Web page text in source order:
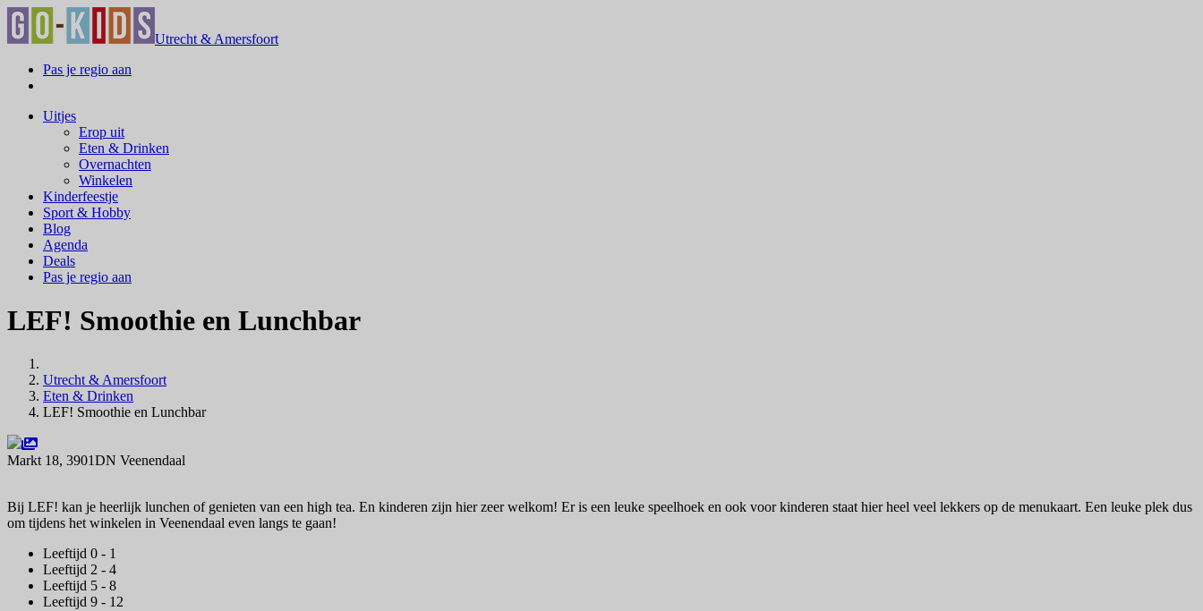
Utrecht & Amersfoort
Pas je regio aan
Uitjes
Erop uit
Eten & Drinken
Overnachten
Winkelen
Kinderfeestje
Sport & Hobby
Blog
Agenda
Deals
Pas je regio aan
LEF! Smoothie en Lunchbar
Utrecht & Amersfoort
Eten & Drinken
LEF! Smoothie en Lunchbar
Markt 18, 3901DN Veenendaal
Bij LEF! kan je heerlijk lunchen of genieten van een high tea. En kinderen zijn hier zeer welkom! Er is een leuke speelhoek en ook voor kinderen staat hier heel veel lekkers op de menukaart. Een leuke plek dus
om tijdens het winkelen in Veenendaal even langs te gaan!
Leeftijd 0 - 1
Leeftijd 2 - 4
Leeftijd 5 - 8
Leeftijd 9 - 12